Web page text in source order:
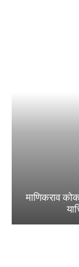
माणिकराव